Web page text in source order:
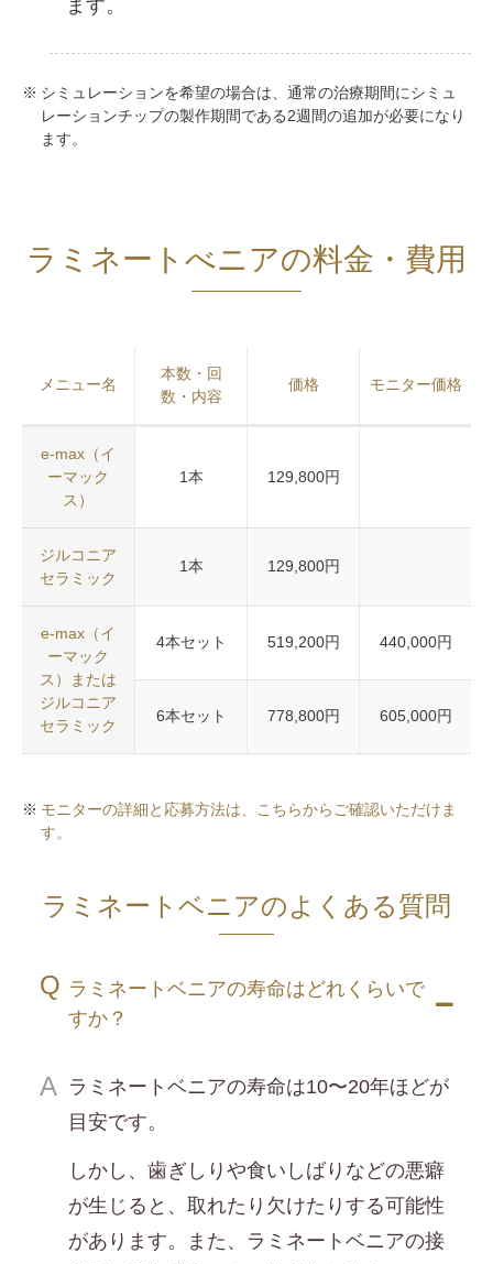
ます。
シミュレーションを希望の場合は、通常の治療期間にシミュ
レーションチップの製作期間である2週間の追加が必要になり
ます。
ラミネートべニアの料金・費用
メニュー名
本数・回
数・内容
価格 モニター価格
e-max（イ
ーマック
ス）
1本 129,800円
ジルコニア
セラミック
1本 129,800円
e-max（イ
ーマック
ス）または
ジルコニア
セラミック
4本セット 519,200円 440,000円
6本セット 778,800円 605,000円
モニターの詳細と応募方法は、こちらからご確認いただけま
す。
ラミネートベニアのよくある質問
ラミネートベニアの寿命はどれくらいで
すか？
ラミネートベニアの寿命は10〜20年ほどが
目安です。
しかし、歯ぎしりや食いしばりなどの悪癖
が生じると、取れたり欠けたりする可能性
があります。また、ラミネートベニアの接